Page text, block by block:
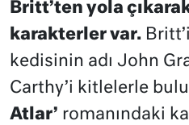
Britt’ten yola
karakterler var.
kedisinin adı John
Carthy’i kitlelerle
Atlar’ romanındaki